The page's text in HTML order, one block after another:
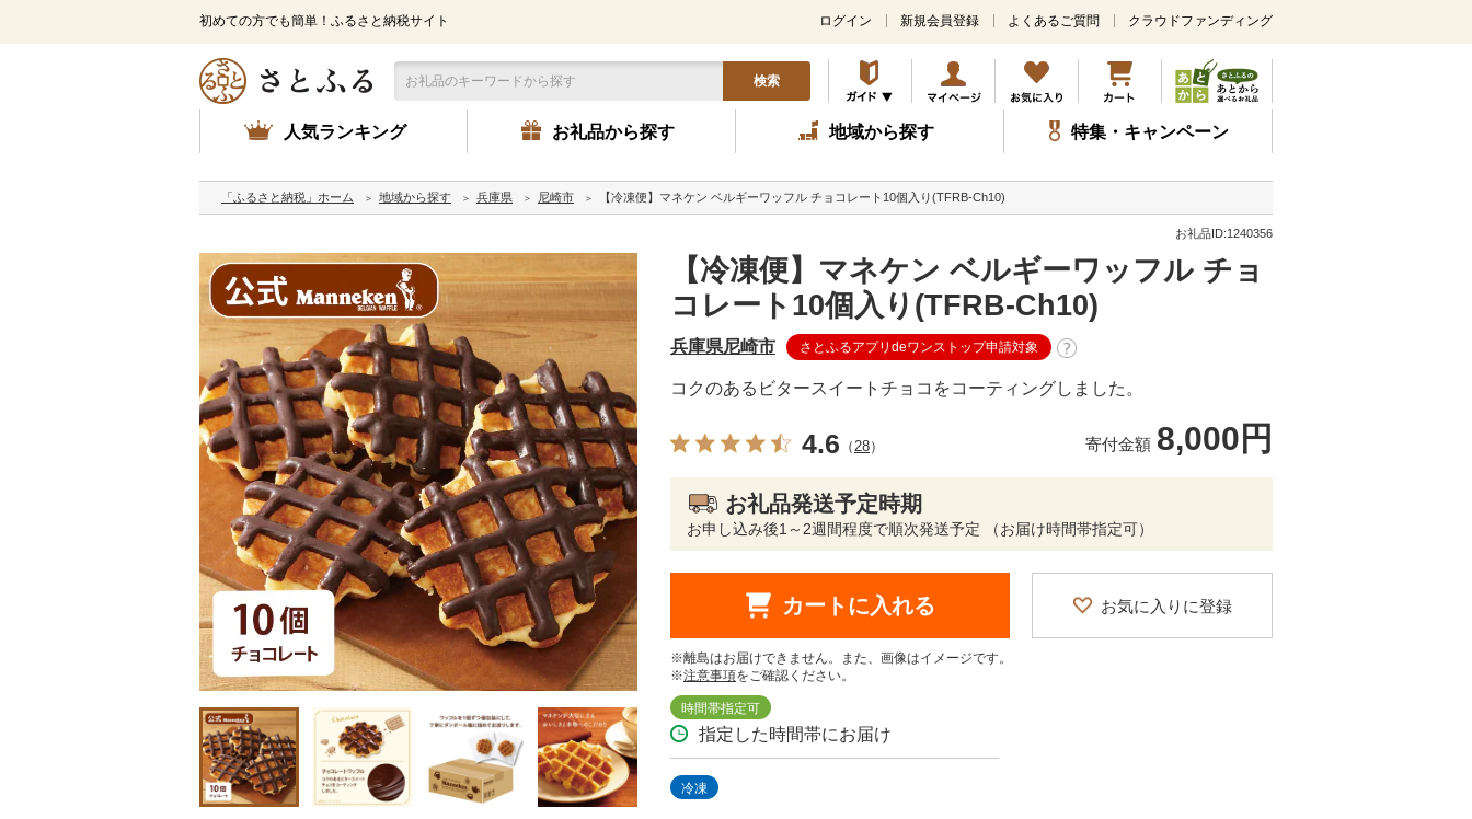
初めての方でも簡単！ふるさと納税サイト
メ
ン
コ
ン
テ
ツ
ッ
プ
ログイン 新規会員登録 よくあるご質問 クラウドファンディング
検索
人気ランキング お礼品から探す 地域から探す 特集・キャンペーン
「ふるさと納税」ホーム 地域から探す 兵庫県 尼崎市 【冷凍便】マネケン ベルギーワッフル チョコレート10個入り(TFRB-Ch10)
お礼品ID:1240356
【冷凍便】マネケン ベルギーワッフル チョ
コレート10個入り(TFRB-Ch10)
兵庫県尼崎市 さとふるアプリdeワンストップ申請対象
コクのあるビタースイートチョコをコーティングしました。
4.6 （28） 寄付金額 8,000円
お礼品発送予定時期
お申し込み後1～2週間程度で順次発送予定 （お届け時間帯指定可）
カートに入れる お気に入りに登録
※離島はお届けできません。また、画像はイメージです。
※注意事項をご確認ください。
時間帯指定可
指定した時間帯にお届け
冷凍